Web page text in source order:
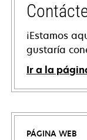
¡Estamos
gustaría
Ir a la
PÁGINA WEB